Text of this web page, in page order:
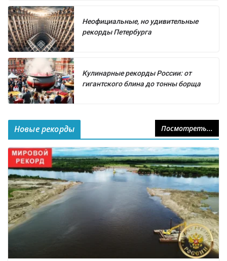
Неофициальные, но удивительные
рекорды Петербурга
Кулинарные рекорды России: от
гигантского блина до тонны борща
Новые рекорды Посмотреть...